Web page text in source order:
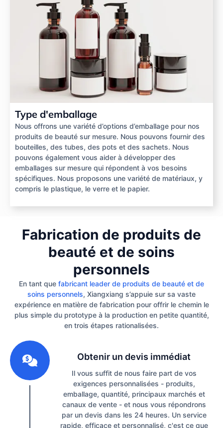
Type d'emballage
Nous offrons une variété d’options d’emballage pour nos
produits de beauté sur mesure. Nous pouvons fournir des
bouteilles, des tubes, des pots et des sachets. Nous
pouvons également vous aider à développer des
emballages sur mesure qui répondent à vos besoins
spécifiques. Nous proposons une variété de matériaux, y
compris le plastique, le verre et le papier.
Fabrication de produits de
beauté et de soins
personnels
En tant que fabricant leader de produits de beauté et de
soins personnels, Xiangxiang s’appuie sur sa vaste
expérience en matière de fabrication pour offrir le chemin le
plus simple du prototype à la production en petite quantité,
en trois étapes rationalisées.
Obtenir un devis immédiat
Il vous suffit de nous faire part de vos
exigences personnalisées - produits,
emballage, quantité, principaux marchés et
canaux de vente - et nous vous répondrons
par un devis dans les 24 heures. Un service
rapide, efficace et personnalisé, c'est ce que